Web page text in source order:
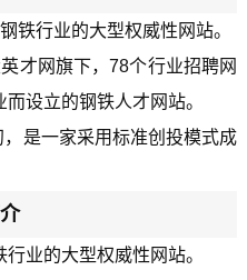
铁行业的大型权威性网站。
才网旗下，78个行业招聘网
设立的钢铁人才网站。
是一家采用标准创投模式成
业的大型权威性网站。